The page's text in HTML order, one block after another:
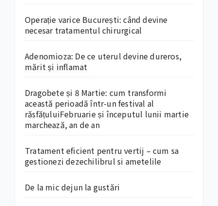
Operație varice București: când devine
necesar tratamentul chirurgical
Adenomioza: De ce uterul devine dureros,
mărit și inflamat
Dragobete și 8 Martie: cum transformi
această perioadă într-un festival al
răsfățuluiFebruarie și începutul lunii martie
marchează, an de an
Tratament eficient pentru vertij – cum sa
gestionezi dezechilibrul si ametelile
De la mic dejun la gustări